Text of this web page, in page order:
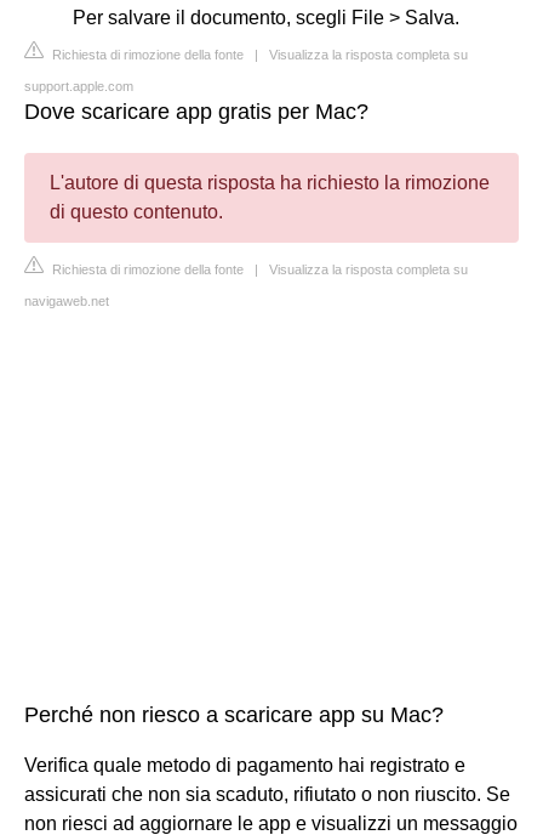
Per salvare il documento, scegli File > Salva.
Richiesta di rimozione della fonte | Visualizza la risposta completa su
support.apple.com
Dove scaricare app gratis per Mac?
L'autore di questa risposta ha richiesto la rimozione
di questo contenuto.
Richiesta di rimozione della fonte | Visualizza la risposta completa su
navigaweb.net
Perché non riesco a scaricare app su Mac?
Verifica quale metodo di pagamento hai registrato e
assicurati che non sia scaduto, rifiutato o non riuscito. Se
non riesci ad aggiornare le app e visualizzi un messaggio